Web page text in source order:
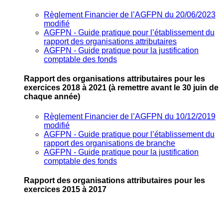
Règlement Financier de l’AGFPN du 20/06/2023
modifié
AGFPN ‐ Guide pratique pour l’établissement du
rapport des organisations attributaires
AGFPN ‐ Guide pratique pour la justification
comptable des fonds
Rapport des organisations attributaires pour les
exercices 2018 à 2021 (à remettre avant le 30 juin de
chaque année)
Règlement Financier de l’AGFPN du 10/12/2019
modifié
AGFPN ‐ Guide pratique pour l’établissement du
rapport des organisations de branche
AGFPN ‐ Guide pratique pour la justification
comptable des fonds
Rapport des organisations attributaires pour les
exercices 2015 à 2017